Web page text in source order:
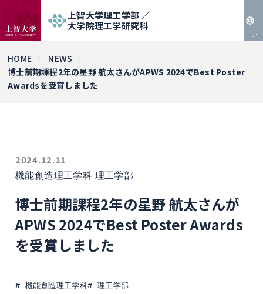
上智大学理工学部 ／
大学院理工学研究科
HOME
NEWS
博士前期課程2年の星野 航太さんがAPWS 2024でBest Poster
Awardsを受賞しました
2024.12.11
機能創造理工学科 理工学部
博士前期課程2年の星野 航太さんが
APWS 2024でBest Poster Awards
を受賞しました
機能創造理工学科 理工学部